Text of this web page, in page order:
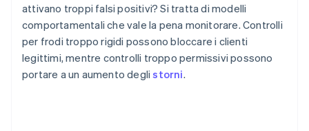
attivano troppi falsi positivi? Si tratta di modelli
comportamentali che vale la pena monitorare. Controlli
per frodi troppo rigidi possono bloccare i clienti
legittimi, mentre controlli troppo permissivi possono
portare a un aumento deglistorni.